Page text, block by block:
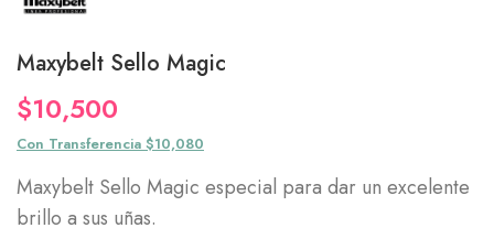
Maxybelt Sello Magic
$10,500
Con Transferencia $10,080
Maxybelt Sello Magic especial para dar un excelente
brillo a sus uñas.